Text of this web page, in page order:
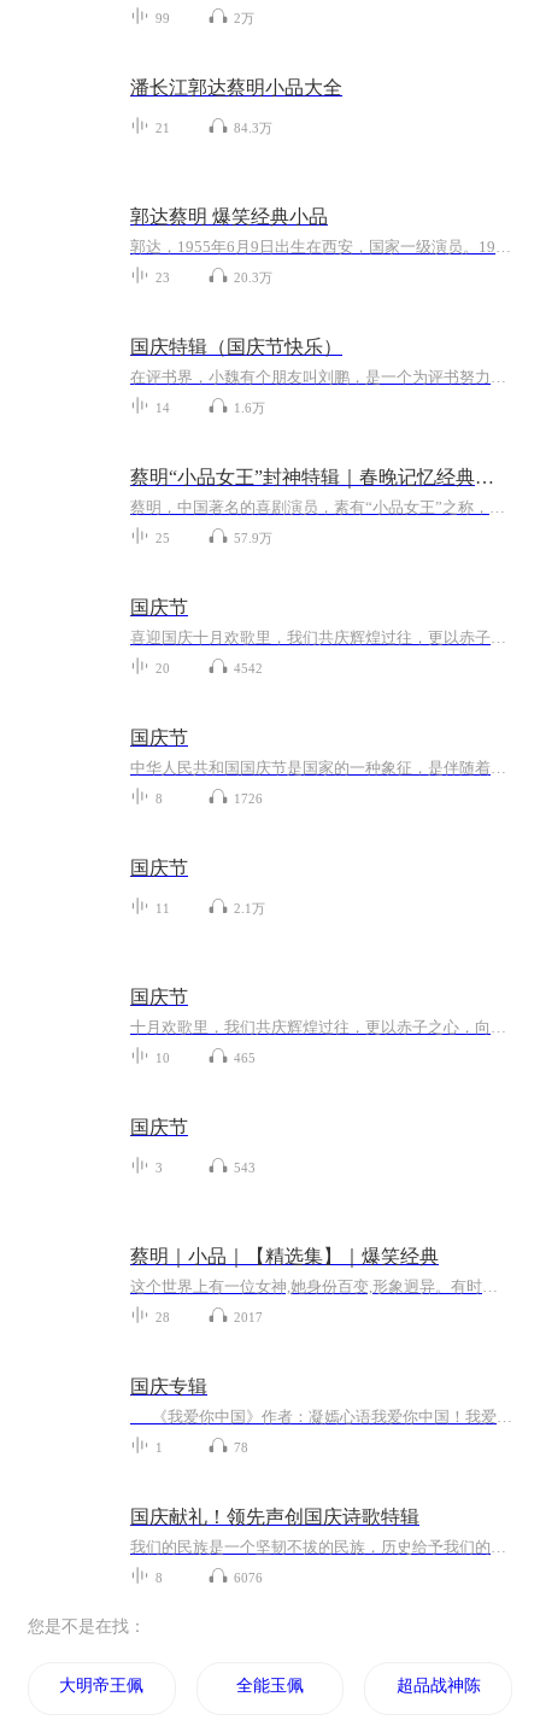
99 2万
潘长江郭达蔡明小品大全
21 84.3万
郭达蔡明 爆笑经典小品
郭达，1955年6月9日出生在西安，国家一级演员。1987年，在春晚上搭档杨蕾出演小品《产房门前》。1993年，在春晚中搭档蔡明出演小品《黄土坡》。代表作品《过年》《追星族》《越洋电话》《机器人趣话》《假爸爸真爸爸》蔡明，1961年10月21日出生于北京，著名表演艺术家，国家一级演员。1973年，被导演谢铁骊选中在影片《海霞》饰演童年海霞。1980年，参演电影《戴手铐的旅客》。整理主播：王二三在此 免责声明：所有音源均来自于各大网络交流群爱好者,主播仅收集整理,版权...
23 20.3万
国庆特辑（国庆节快乐）
在评书界，小魏有个朋友叫刘鹏，是一个为评书努力的小伙子。在2021年国庆期间，他想弄个特辑，便烦劳我给他录个爱国题材的评书小段儿。这种事情，不是特殊情况，小魏一般不会拒绝，也就给其录了一个《鲁迅踢鬼》，等他传完，我再传到我的专辑里。另外，小...
14 1.6万
蔡明“小品女王”封神特辑｜春晚记忆经典小品大赏
蔡明，中国著名的喜剧演员，素有“小品女王”之称，多年来在春节联欢晚会的舞台上为观众带来了无数欢笑和感动。她的单口精品集《春晚记忆》收录了她在春晚舞台上的经典片段和幕后故事。通过蔡明幽默风趣的口才和细腻的情感表达，听众将重温那些令人难忘的...
25 57.9万
国庆节
喜迎国庆十月欢歌里，我们共庆辉煌过往，更以赤子之心，向未来书写滚烫的誓言——这盛世，值得我们以热爱相拥。
20 4542
国庆节
中华人民共和国国庆节是国家的一种象征，是伴随着国家的出现而出现的。让我们用诗歌朗诵歌颂祖国的繁荣富强，国泰民安。
8 1726
国庆节
11 2.1万
国庆节
十月欢歌里，我们共庆辉煌过往，更以赤子之心，向未来书写滚烫的誓言——这盛世，值得我们以热爱相拥。
10 465
国庆节
3 543
蔡明｜小品｜【精选集】｜爆笑经典
这个世界上有一位女神,她身份百变,形象迥异。有时是温柔的儿媳,有时是冷静贵妇;有时是活泼开朗的村姑,有时又是城里俏皮的女学生。她每次站上舞台、走进滚滚人海,就会为观众献上一段耐人寻味的表演。究竟她要化身成为谁,又会上演怎样精彩绝伦的一幕?恐怕连...
28 2017
国庆专辑
《我爱你中国》作者：凝嫣心语我爱你中国！我爱你春天蓬勃的秧苗；我爱你秋日金黄的硕果。我爱你中国！我爱你青松气质，我爱你红梅品格！我爱你家乡的甜蔗好像乳汁滋润着我的心窝。我爱你中国，我要把最美的歌儿献给你，我的母亲我的祖国。我爱你中国，我爱...
1 78
国庆献礼！领先声创国庆诗歌特辑
我们的民族是一个坚韧不拔的民族，历史给予我们的苦难都变成了闪着金光的勋章！我们的国家是一个龙腾虎跃的国家，那条巨龙正以不可阻挡之势崛起于神奇的东方！------------------------------------------------值此祖国70周年华诞之际，领先声创以诗歌向祖国献礼！用我们的声音、用我们的热血、用我们的灵魂诵读经典爱国篇章，歌颂我们的祖国！永远繁荣富强！
8 6076
您是不是在找：
大明帝王佩 全能玉佩 超品战神陈东阳陈